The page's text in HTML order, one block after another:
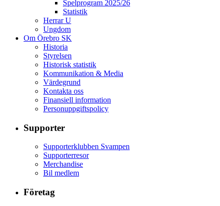
Spelprogram 2025/26
Statistik
Herrar U
Ungdom
Om Örebro SK
Historia
Styrelsen
Historisk statistik
Kommunikation & Media
Värdegrund
Kontakta oss
Finansiell information
Personuppgiftspolicy
Supporter
Supporterklubben Svampen
Supporterresor
Merchandise
Bil medlem
Företag